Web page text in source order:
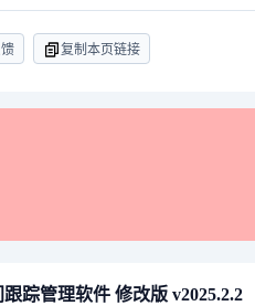
复制本页链接
踪管理软件 修改版 v2025.2.2